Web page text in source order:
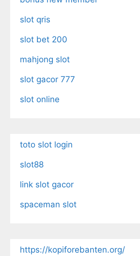
slot qris
slot bet 200
mahjong slot
slot gacor 777
slot online
toto slot login
slot88
link slot gacor
spaceman slot
https://kopiforebanten.org/